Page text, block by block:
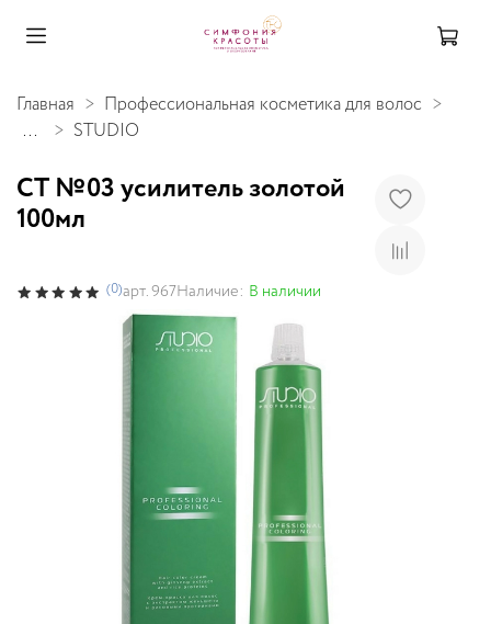
Главная
Профессиональная косметика для волос
...
STUDIO
СТ №03 усилитель золотой
100мл
(0)арт.967Наличие: В наличии